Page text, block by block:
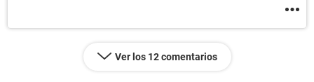
Ver los 12 comentarios